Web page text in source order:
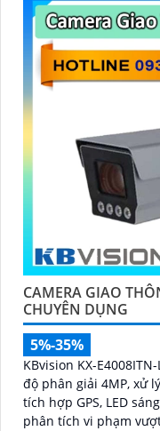
CAMERA GIAO
CHUYÊN DỤNG
5%-35%
KBvision KX-
độ phân giải 4MP, xử
tích hợp GPS, LED
phân tích vi phạm